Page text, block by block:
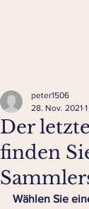
Der
finden
peter1506
28. Nov. 2021
Wählen Sie